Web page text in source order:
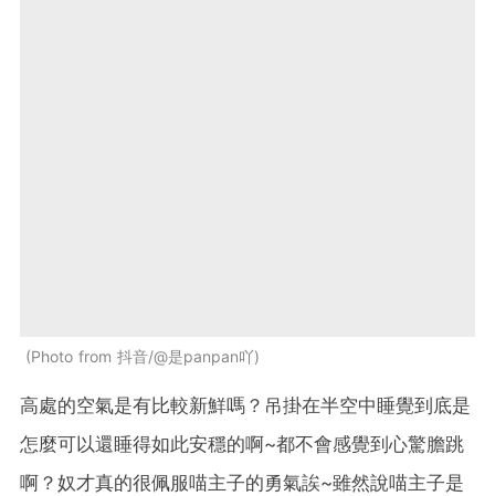
Photo from 抖音/@是panpan吖
高處的空氣是有比較新鮮嗎？吊掛在半空中睡覺到底是
怎麼可以還睡得如此安穩的啊~都不會感覺到心驚膽跳
啊？奴才真的很佩服喵主子的勇氣誒~雖然說喵主子是